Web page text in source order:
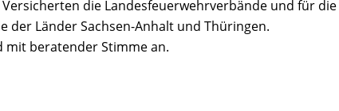
die Landesfeuerwehrverbände und für
der Länder Sachsen-Anhalt und Thüringen.
beratender Stimme an.